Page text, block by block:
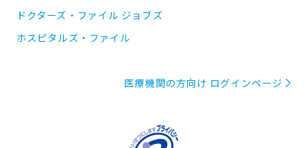
ドクターズ・ファイル ジョブズ
ホスピタルズ・ファイル
医療機関の方向け ログインページ